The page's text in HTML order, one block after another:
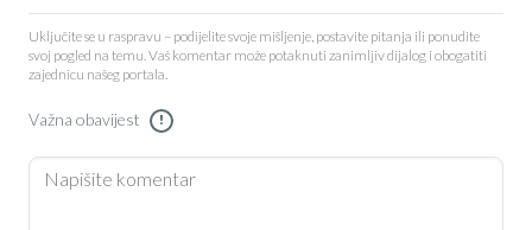
Uključite se u raspravu – podijelite svoje mišljenje, postavite pitanja ili ponudite
svoj pogled na temu. Vaš komentar može potaknuti zanimljiv dijalog i obogatiti
zajednicu našeg portala.
Važna obavijest !